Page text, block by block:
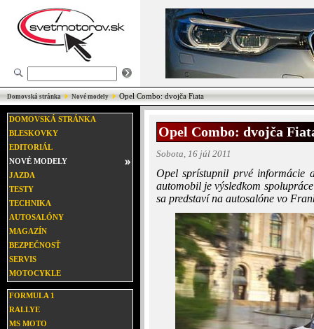
Domovská stránka Nové modely Opel Combo: dvojča Fiata
DOMOVSKÁ STRÁNKA
BLESKOVKY
EDITORIÁL
NOVÉ MODELY
JAZDA
TESTY
TECHNIKA
AUTOSALÓNY
MAGAZÍN
BEZPEČNOSŤ
SERVIS
MOTOCYKLE
FORMULA 1
RALLYE
MS MOTO
Opel Combo: dvojča
Sobota, 16 júl 2011
Opel sprístupnil prvé informácie
automobil je výsledkom
sa predstaví na autosalóne vo